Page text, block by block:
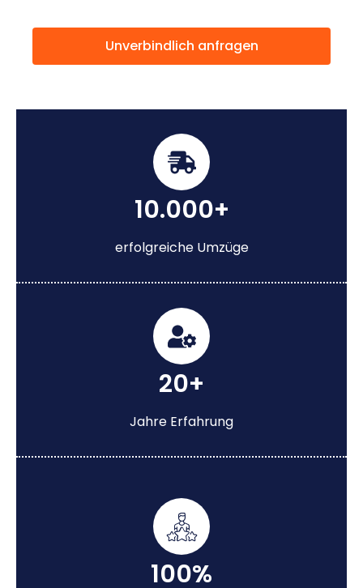
Unverbindlich anfragen
10.000+
erfolgreiche Umzüge
20+
Jahre Erfahrung
100%